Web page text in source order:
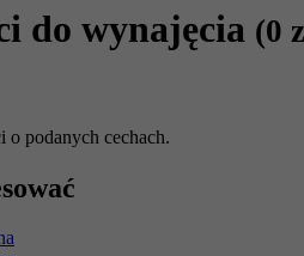
do wynajęcia (0
o podanych cechach.